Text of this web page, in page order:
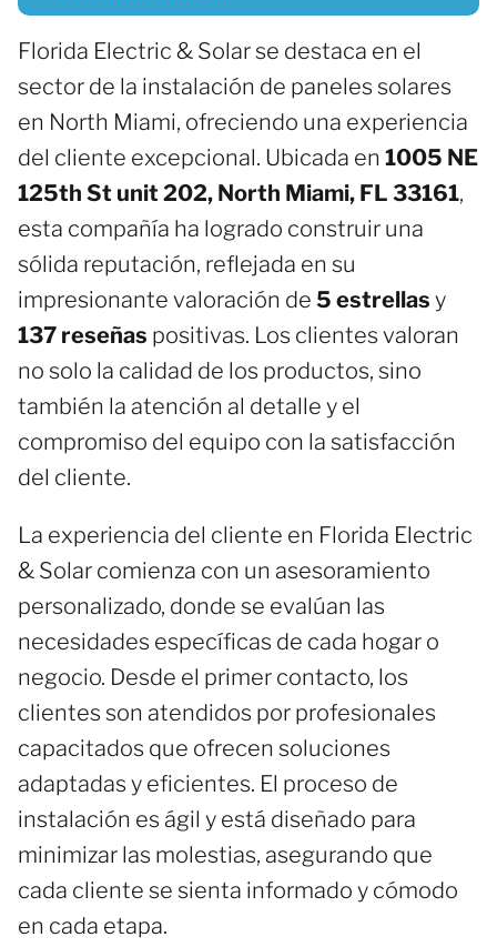
Florida Electric & Solar se destaca en el
sector de la instalación de paneles solares
en North Miami, ofreciendo una experiencia
del cliente excepcional. Ubicada en 1005 NE
125th St unit 202, North Miami, FL 33161,
esta compañía ha logrado construir una
sólida reputación, reflejada en su
impresionante valoración de 5 estrellas y
137 reseñas positivas. Los clientes valoran
no solo la calidad de los productos, sino
también la atención al detalle y el
compromiso del equipo con la satisfacción
del cliente.
La experiencia del cliente en Florida Electric
& Solar comienza con un asesoramiento
personalizado, donde se evalúan las
necesidades específicas de cada hogar o
negocio. Desde el primer contacto, los
clientes son atendidos por profesionales
capacitados que ofrecen soluciones
adaptadas y eficientes. El proceso de
instalación es ágil y está diseñado para
minimizar las molestias, asegurando que
cada cliente se sienta informado y cómodo
en cada etapa.